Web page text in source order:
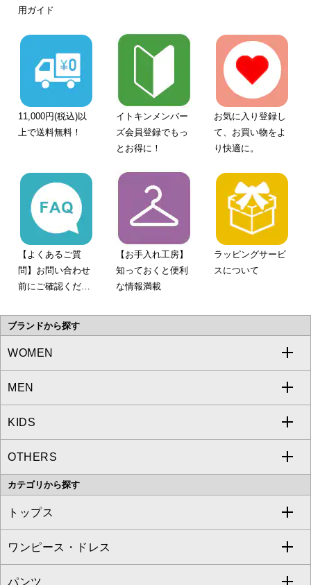
用ガイド
11,000円(税込)以
上で送料無料！
イトキンメンバー
ズ会員登録でもっ
とお得に！
お気に入り登録し
て、お買い物をよ
り快適に。
【よくあるご質
問】お問い合わせ
前にご確認くださ
【お手入れ工房】
知っておくと便利
な情報満載
ラッピングサービ
スについて
ブランドから探す
WOMEN
a.v.v
MICHEL KLEIN
MK MICHEL KLEIN
OFUON le MK
MEN
a.v.v
MICHEL KLEIN HOMME
MK MICHEL KLEIN HOMME
KIDS
a.v.v
OTHERS
MK MICHEL KLEIN BAG
カテゴリから探す
トップス
すべてのトップス
カットソー・Tシャツ
ワンピース・ドレス
すべてのワンピース・ドレス
パンツ